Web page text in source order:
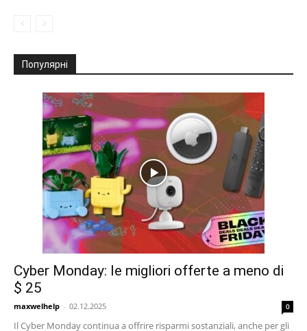
Популярні
Cyber Monday: le migliori offerte a meno di
$ 25
maxwelhelp - 02.12.2025 0
Il Cyber Monday continua a offrire risparmi sostanziali, anche per gli